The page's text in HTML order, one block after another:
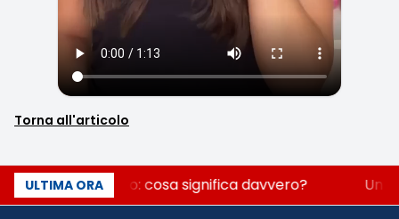
Torna all'articolo
ULTIMA ORA
Fondo perduto: cosa significa davvero? Un